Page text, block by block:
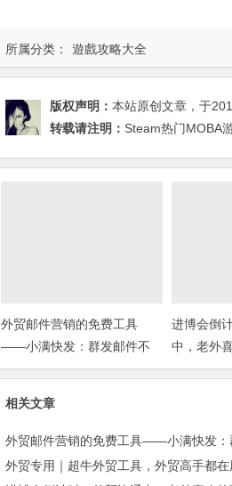
所属分类： 遊戲攻略大全
版权声明： 本站原创文章，于
转载请注明： Steam热门MOBA
外贸邮件营销的免费工具
——小满快发：群发邮件不
担心IP被封
进博会倒
中，老外
你知道几
相关文章
外贸专用｜超牛外贸工具，外贸高手都在